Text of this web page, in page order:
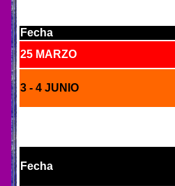
Fecha
25 MARZO
3 - 4 JUNIO
Fecha